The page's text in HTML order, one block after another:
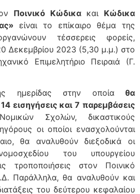
Ποινικό Κώδικακαι Κώδικα
είναι το επίκαιρο θέμα της
τέσσερεις φορείς,
Δεκεμβρίου 2023 (5,30 μ.μ.) στο
Επιμελητήριο Πειραιά (Γ.
ημερίδας στην οποίαθα
εισηγήσεις και 7 παρεμβάσεις
Σχολών, δικαστικούς
οι οποίοι ενασχολούνται
θα αναλυθούν διεξοδικά οι
του υπουργείου
τροποποιήσεις στον Ποινικό
Παράλληλα, θα αναλυθούν και
του δεύτερου κεφαλαίου